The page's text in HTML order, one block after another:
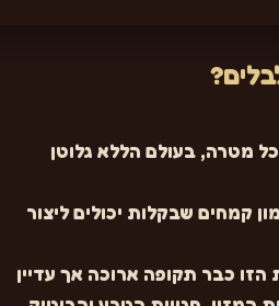
מטרה, בעולם הללא גלוטן
קמחים שבקלות יכולים ליצור
כבר תקופה ארוכה אך עדיין